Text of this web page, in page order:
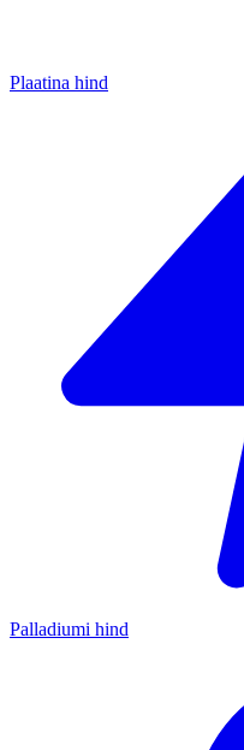
Plaatina hind
Palladiumi hind